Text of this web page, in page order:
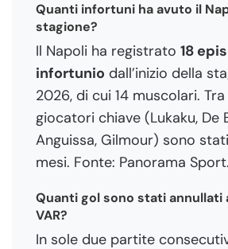
Quanti infortuni ha avuto il
stagione?
Il Napoli ha registrato 18
infortunio dall’inizio della
2026, di cui 14 muscolari.
giocatori chiave (Lukaku, De
Anguissa, Gilmour) sono
mesi. Fonte: Panorama Sport.
Quanti gol sono stati annullati
VAR?
In sole due partite